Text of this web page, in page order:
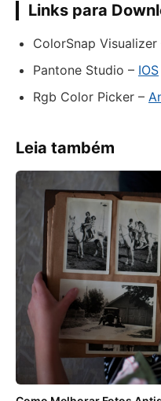
Links para
ColorSnap Visualizer
Pantone Studio – IOS
Rgb Color Picker –
Leia também